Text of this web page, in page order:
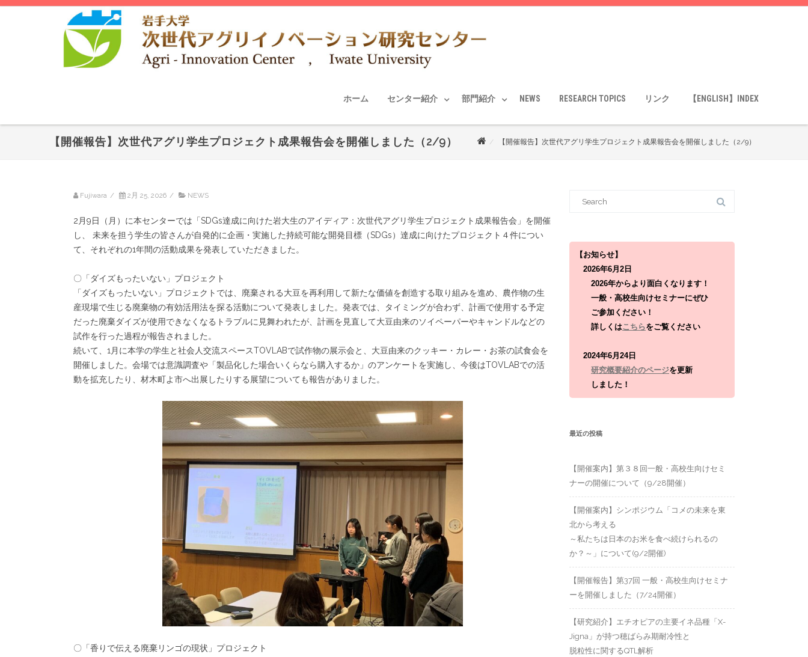
ホーム センター紹介 部門紹介 NEWS RESEARCH TOPICS リンク 【ENGLISH】INDEX
【開催報告】次世代アグリ学生プロジェクト成果報告会を開催しました（2/9） 【開催報告】次世代アグリ学生プロジェクト成果報告会を開催しました（2/9）
Fujiwara / 2月 25, 2026 / NEWS
2月9日（月）に本センターでは「SDGs達成に向けた岩大生のアイディア：次世代アグリ学生プロジェクト成果報告会」を開催
し、 未来を担う学生の皆さんが自発的に企画・実施した持続可能な開発目標（SDGs）達成に向けたプロジェクト４件につい
て、それぞれの1年間の活動成果を発表していただきました。
〇「ダイズもったいない」プロジェクト
「ダイズもったいない」プロジェクトでは、廃棄される大豆を再利用して新たな価値を創造する取り組みを進め、農作物の生
産現場で生じる廃棄物の有効活用法を探る活動について発表しました。発表では、タイミングが合わず、計画で使用する予定
だった廃棄ダイズが使用できなくなるトラブルに見舞われたが、計画を見直して大豆由来のソイペーパーやキャンドルなどの
試作を行った過程が報告されました。
続いて、1月に本学の学生と社会人交流スペースTOVLABで試作物の展示会と、大豆由来のクッキー・カレー・お茶の試食会を
開催しました。会場では意識調査や「製品化した場合いくらなら購入するか」のアンケートを実施し、今後はTOVLABでの活
動を拡充したり、材木町よ市へ出展したりする展望についても報告がありました。
〇「香りで伝える廃棄リンゴの現状」プロジェクト
f
【お知らせ】
2026年6月2日
2026年からより面白くなります！
一般・高校生向けセミナーにぜひ
ご参加ください！
詳しくはこちらをご覧ください
2024年6月24日
研究概要紹介のページを更新
しました！
最近の投稿
【開催案内】第３８回一般・高校生向けセミ
ナーの開催について（9/28開催）
【開催案内】シンポジウム「コメの未来を東
北から考える
～私たちは日本のお米を食べ続けられるの
か？～」について(9/2開催)
【開催報告】第37回 一般・高校生向けセミナ
ーを開催しました（7/24開催）
【研究紹介】エチオピアの主要イネ品種「X-
Jigna」が持つ穂ばらみ期耐冷性と
脱粒性に関するQTL解析